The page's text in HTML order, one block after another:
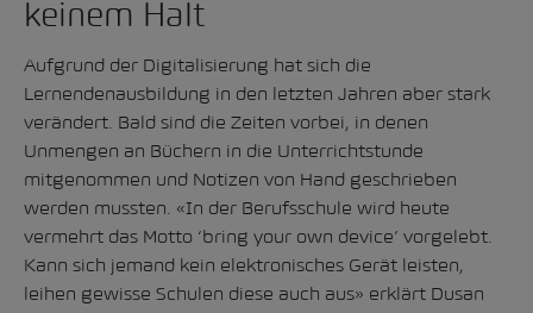
keinem Halt
Aufgrund der Digitalisierung hat sich die
Lernendenausbildung in den letzten Jahren aber stark
verändert. Bald sind die Zeiten vorbei, in denen
Unmengen an Büchern in die Unterrichtstunde
mitgenommen und Notizen von Hand geschrieben
werden mussten. «In der Berufsschule wird heute
vermehrt das Motto ‘bring your own device’ vorgelebt.
Kann sich jemand kein elektronisches Gerät leisten,
leihen gewisse Schulen diese auch aus» erklärt Dusan